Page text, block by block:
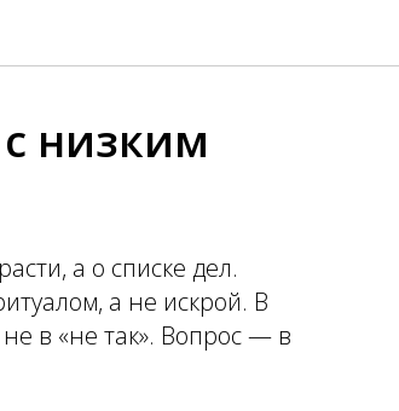
низким
а о списке дел.
а не искрой. В
в «не так». Вопрос — в